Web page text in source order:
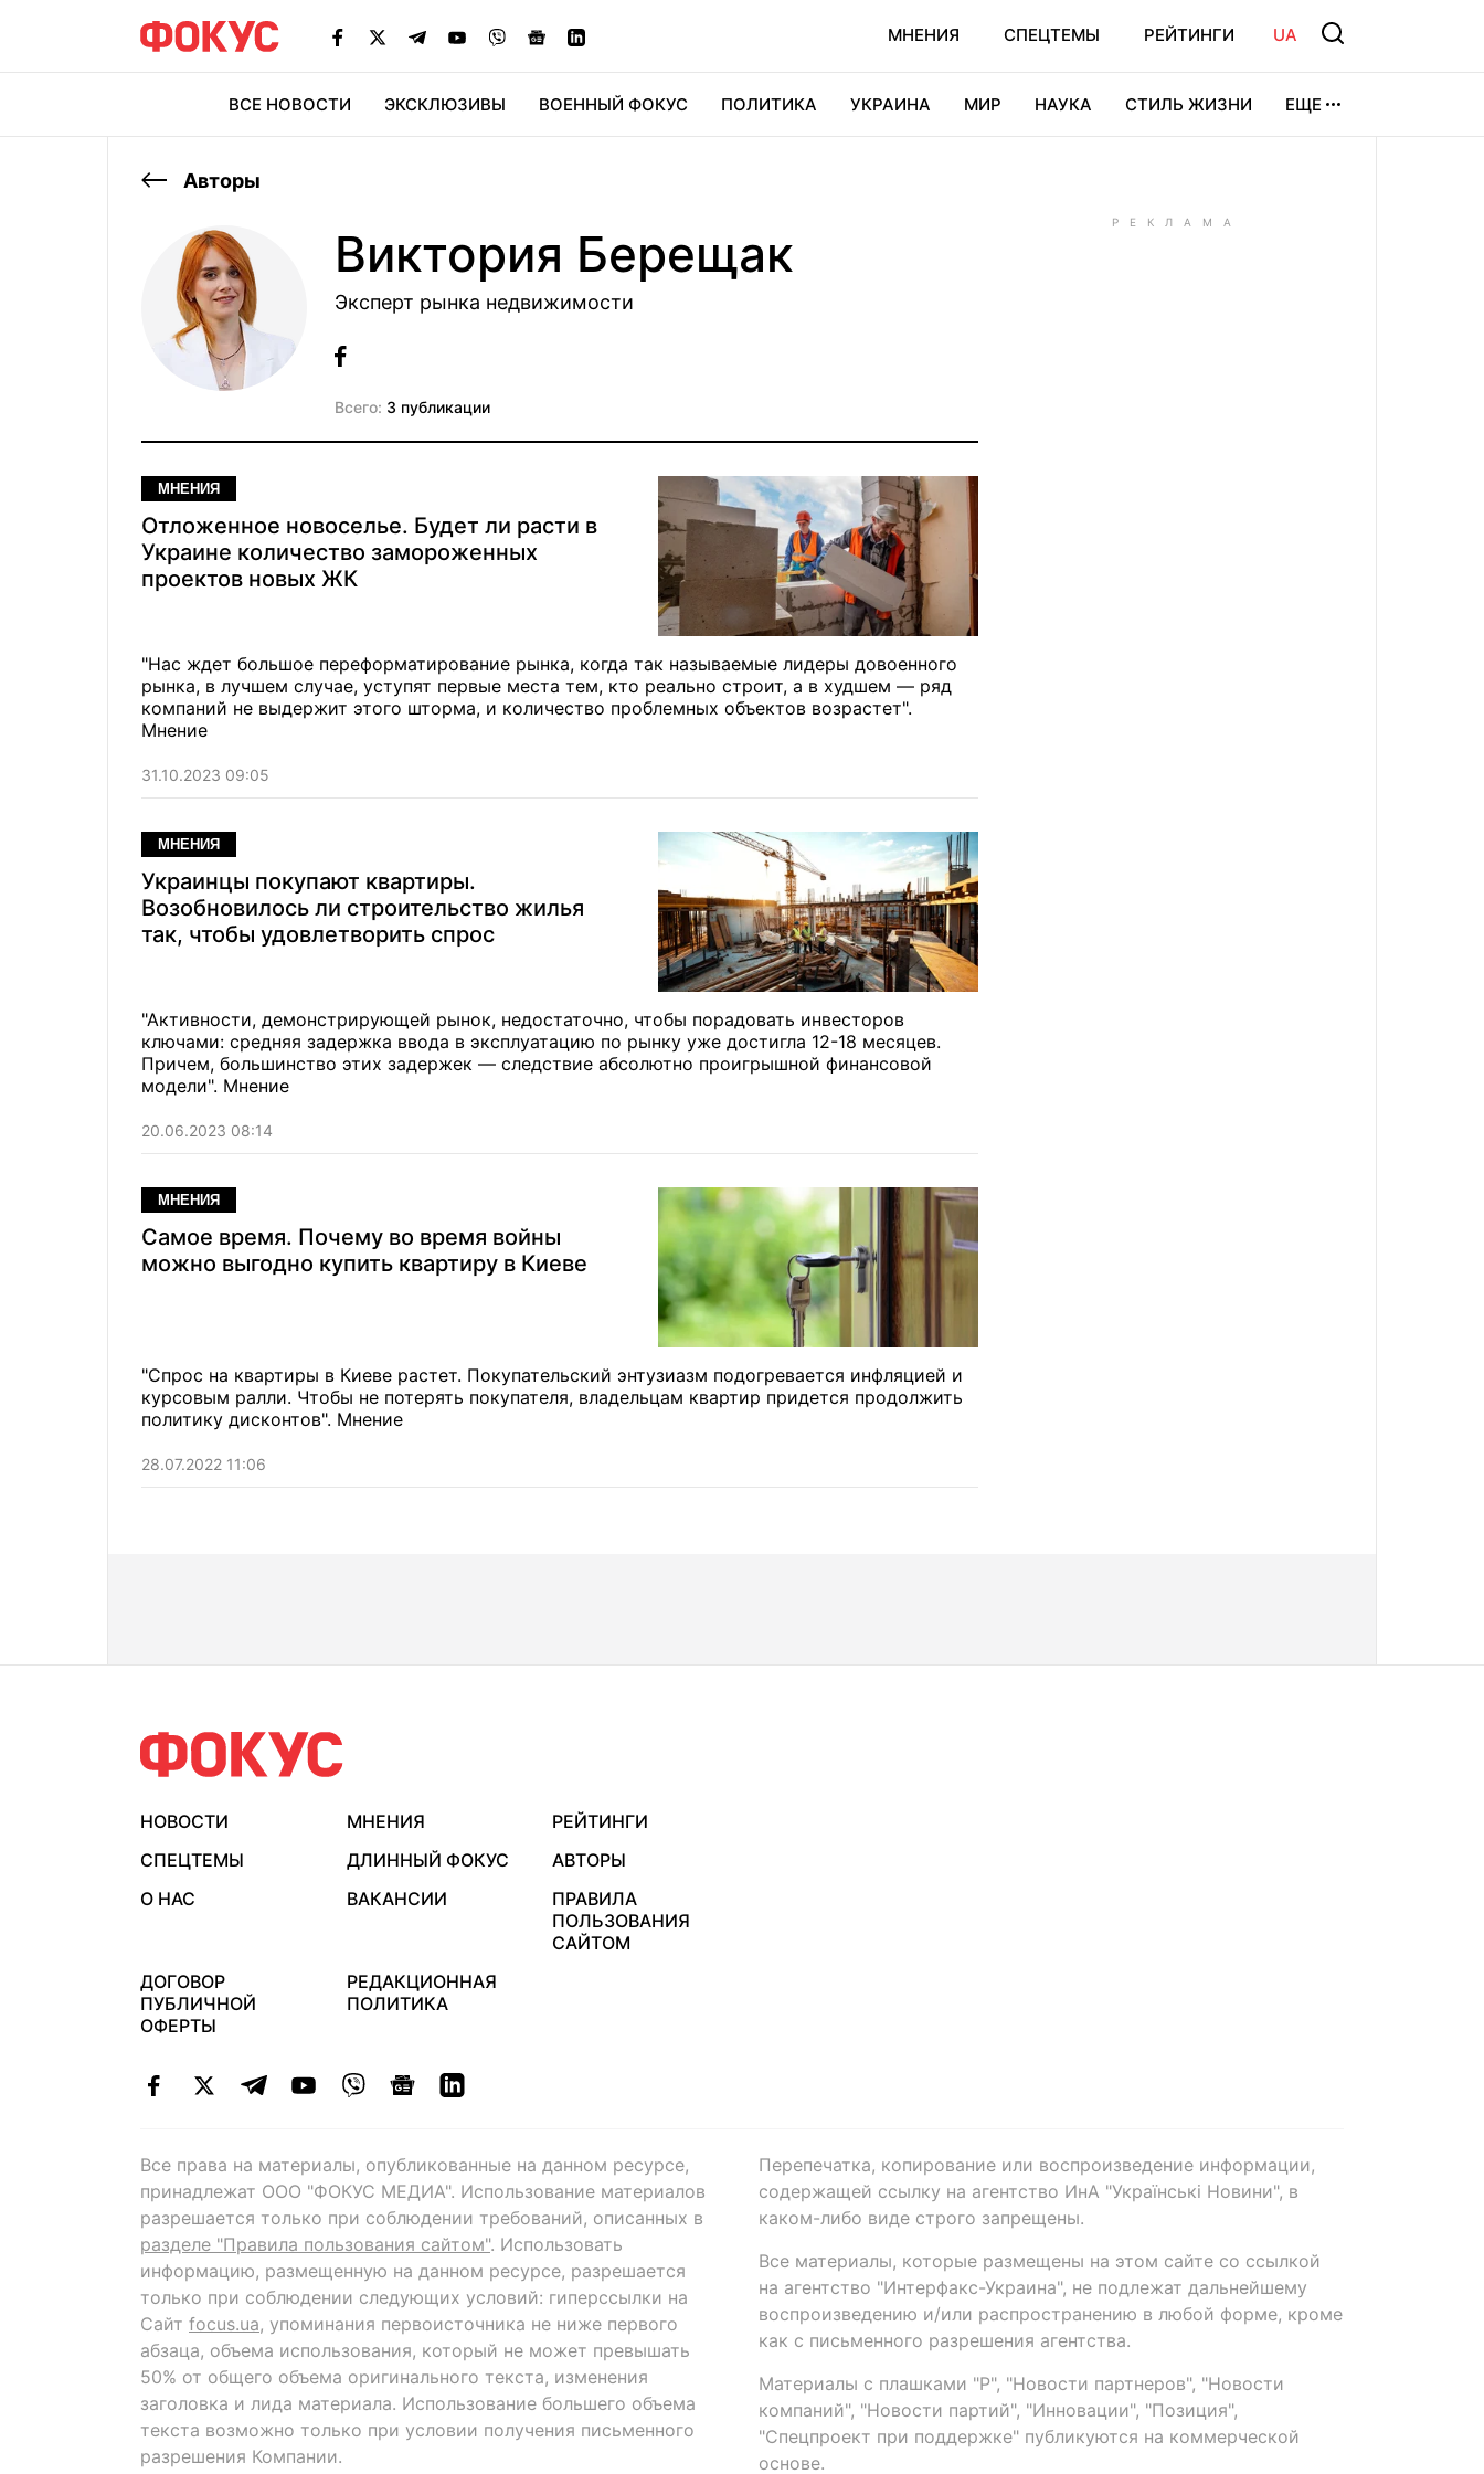
МНЕНИЯ СПЕЦТЕМЫ РЕЙТИНГИ UA
ВСЕ НОВОСТИ ЭКСКЛЮЗИВЫ ВОЕННЫЙ ФОКУС ПОЛИТИКА УКРАИНА МИР НАУКА СТИЛЬ ЖИЗНИ ЕЩЕ
Авторы
Виктория Берещак
Эксперт рынка недвижимости
Всего: 3 публикации
МНЕНИЯ
Отложенное новоселье. Будет ли расти в
Украине количество замороженных
проектов новых ЖК
"Нас ждет большое переформатирование рынка, когда так называемые лидеры довоенного
рынка, в лучшем случае, уступят первые места тем, кто реально строит, а в худшем — ряд
компаний не выдержит этого шторма, и количество проблемных объектов возрастет".
Мнение
31.10.2023 09:05
МНЕНИЯ
Украинцы покупают квартиры.
Возобновилось ли строительство жилья
так, чтобы удовлетворить спрос
"Активности, демонстрирующей рынок, недостаточно, чтобы порадовать инвесторов
ключами: средняя задержка ввода в эксплуатацию по рынку уже достигла 12-18 месяцев.
Причем, большинство этих задержек — следствие абсолютно проигрышной финансовой
модели". Мнение
20.06.2023 08:14
МНЕНИЯ
Самое время. Почему во время войны
можно выгодно купить квартиру в Киеве
"Спрос на квартиры в Киеве растет. Покупательский энтузиазм подогревается инфляцией и
курсовым ралли. Чтобы не потерять покупателя, владельцам квартир придется продолжить
политику дисконтов". Мнение
28.07.2022 11:06
НОВОСТИ МНЕНИЯ
РЕЙТИНГИ
СПЕЦТЕМЫ
ДЛИННЫЙ ФОКУС
АВТОРЫ
О НАС
ВАКАНСИИ
ПРАВИЛА
ПОЛЬЗОВАНИЯ
САЙТОМ
ДОГОВОР
ПУБЛИЧНОЙ
ОФЕРТЫ
РЕДАКЦИОННАЯ
ПОЛИТИКА
Все права на материалы, опубликованные на данном ресурсе,
принадлежат ООО "ФОКУС МЕДИА". Использование материалов
разрешается только при соблюдении требований, описанных в
разделе "Правила пользования сайтом". Использовать
информацию, размещенную на данном ресурсе, разрешается
только при соблюдении следующих условий: гиперссылки на
Сайт focus.ua, упоминания первоисточника не ниже первого
абзаца, объема использования, который не может превышать
50% от общего объема оригинального текста, изменения
заголовка и лида материала. Использование большего объема
текста возможно только при условии получения письменного
разрешения Компании.
Перепечатка, копирование или воспроизведение информации,
содержащей ссылку на агентство ИнА "Українські Новини", в
каком-либо виде строго запрещены.
Все материалы, которые размещены на этом сайте со ссылкой
на агентство "Интерфакс-Украина", не подлежат дальнейшему
воспроизведению и/или распространению в любой форме, кроме
как с письменного разрешения агентства.
Материалы с плашками "Р", "Новости партнеров", "Новости
компаний", "Новости партий", "Инновации", "Позиция",
"Спецпроект при поддержке" публикуются на коммерческой
основе.